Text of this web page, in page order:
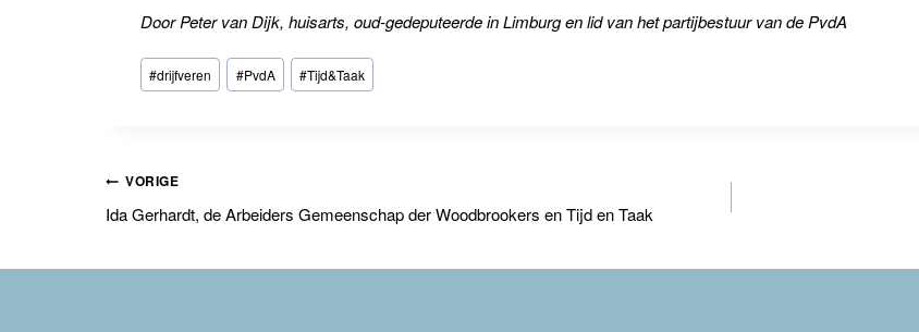
Door Peter van Dijk, huisarts, oud-gedeputeerde in Limburg en lid van het partijbestuur van de PvdA
Bericht
tags:
#drijfveren #PvdA #Tijd&Taak
Bericht
VORIGE
Ida Gerhardt, de Arbeiders Gemeenschap der Woodbrookers en Tijd en Taak